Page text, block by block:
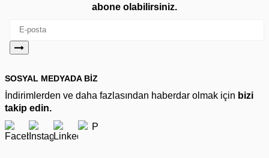
abone olabilirsiniz.
SOSYAL MEDYADA BİZ
İndirimlerden ve daha fazlasından haberdar olmak için bizi
takip edin.